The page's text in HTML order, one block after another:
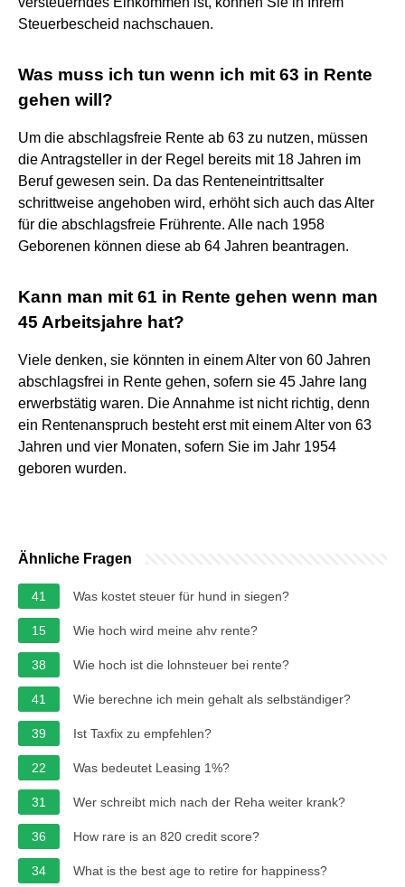
Steuerbescheid nachschauen.
Was muss ich tun wenn ich mit 63 in Rente
gehen will?
Um die abschlagsfreie Rente ab 63 zu nutzen, müssen
die Antragsteller in der Regel bereits mit 18 Jahren im
Beruf gewesen sein. Da das Renteneintrittsalter
schrittweise angehoben wird, erhöht sich auch das Alter
für die abschlagsfreie Frührente. Alle nach 1958
Geborenen können diese ab 64 Jahren beantragen.
Kann man mit 61 in Rente gehen wenn man
45 Arbeitsjahre hat?
Viele denken, sie könnten in einem Alter von 60 Jahren
abschlagsfrei in Rente gehen, sofern sie 45 Jahre lang
erwerbstätig waren. Die Annahme ist nicht richtig, denn
ein Rentenanspruch besteht erst mit einem Alter von 63
Jahren und vier Monaten, sofern Sie im Jahr 1954
geboren wurden.
Ähnliche Fragen
41 Was kostet steuer für hund in siegen?
15 Wie hoch wird meine ahv rente?
38 Wie hoch ist die lohnsteuer bei rente?
41 Wie berechne ich mein gehalt als selbständiger?
39 Ist Taxfix zu empfehlen?
22 Was bedeutet Leasing 1%?
31 Wer schreibt mich nach der Reha weiter krank?
36 How rare is an 820 credit score?
34 What is the best age to retire for happiness?